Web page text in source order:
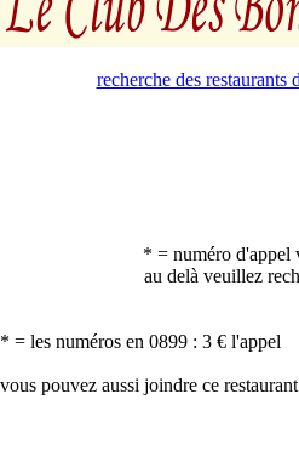
recherche des restaurants
* = numéro d'appel
au delà veuillez
* = les numéros en 0899 : 3 € l'appel
vous pouvez aussi joindre ce